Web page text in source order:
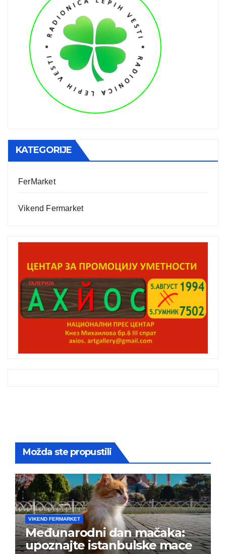
KATEGORIJE
FerMarket
Vikend Fermarket
Možda ste propustili
VIKEND FERMARKET
Međunarodni dan mačaka:
upoznajte istanbulske mace